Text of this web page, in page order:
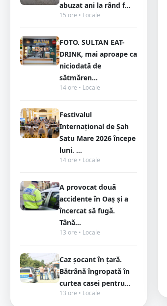
abuzat ani la rând f...
15 ore • Locale
FOTO. SULTAN EAT-
DRINK, mai aproape ca
niciodată de
sătmăren...
14 ore • Locale
Festivalul
Internațional de Șah
Satu Mare 2026 începe
luni. ...
14 ore • Locale
A provocat două
accidente în Oaș și a
încercat să fugă.
Tână...
13 ore • Locale
Caz șocant în țară.
Bătrână îngropată în
curtea casei pentru...
13 ore • Locale